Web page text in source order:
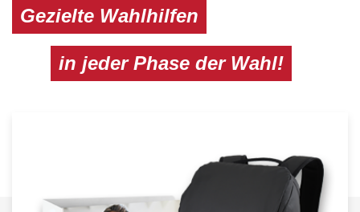
Gezielte Wahlhilfen
in jeder Phase der Wahl!